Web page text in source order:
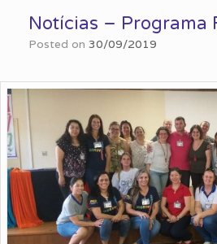
contentNotícias – Programa
Posted on 30/09/2019